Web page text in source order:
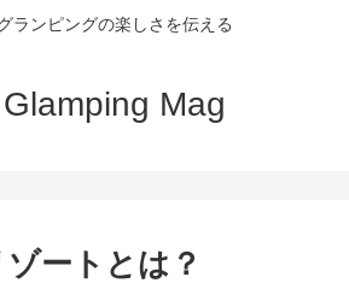
ランピングの楽しさを伝える
Glamping Mag
ートとは？